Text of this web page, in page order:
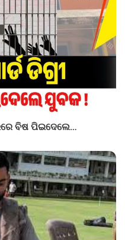
ବିଷ ପିଇଦେଲେ…